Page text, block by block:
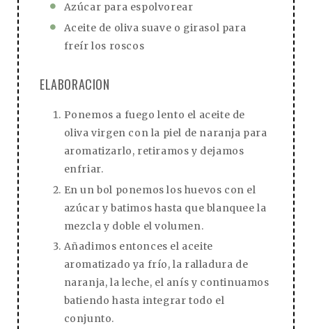
Azúcar para espolvorear
Aceite de oliva suave o girasol para
freír los roscos
ELABORACION
Ponemos a fuego lento el aceite de
oliva virgen con la piel de naranja para
aromatizarlo, retiramos y dejamos
enfriar.
En un bol ponemos los huevos con el
azúcar y batimos hasta que blanquee la
mezcla y doble el volumen.
Añadimos entonces el aceite
aromatizado ya frío, la ralladura de
naranja, la leche, el anís y continuamos
batiendo hasta integrar todo el
conjunto.